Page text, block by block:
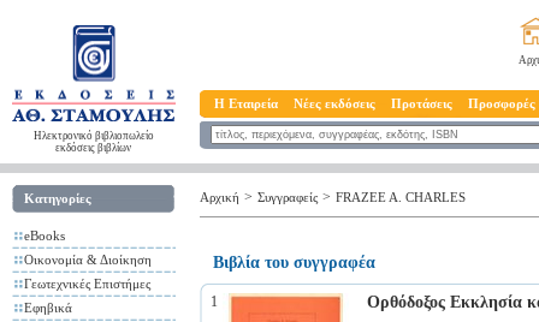
Ηλεκτρονικό βιβλιοπωλείο
εκδόσεις βιβλίων
Η Εταιρεία Νέες εκδόσεις Προτάσεις Προσφορές
Κατηγορίες
eBooks
Οικονομία & Διοίκηση
Γεωτεχνικές Επιστήμες
Εφηβικά
Αρχική > Συγγραφείς > FRAZEE A. CHARLES
Βιβλία του συγγραφέα
1 Ορθόδοξος Εκκλησία